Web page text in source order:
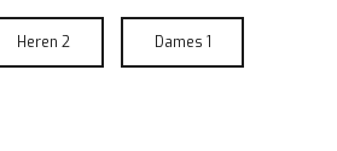
Heren 2 Dames 1